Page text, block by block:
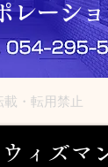
レーシ
・転用禁止
ウィズマ